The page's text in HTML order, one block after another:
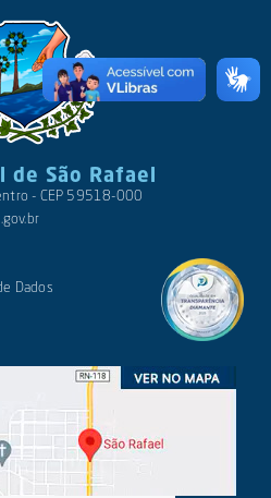
São Rafael
- CEP 59518-000
Dados